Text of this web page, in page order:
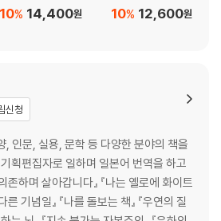
14,400원
10% 12,600원
10%
신청
, 인문, 실용, 문학 등 다양한 분야의 책을
획편집자로 일하며 일본어 번역을 하고
존하며 살아갑니다』 『나는 옐로에 화이트
른 기념일』 『나를 돌보는 책』 『우연의 질